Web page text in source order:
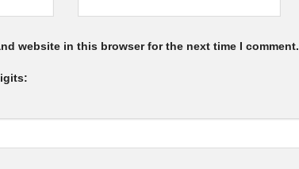
website in this browser for the next time I comment.